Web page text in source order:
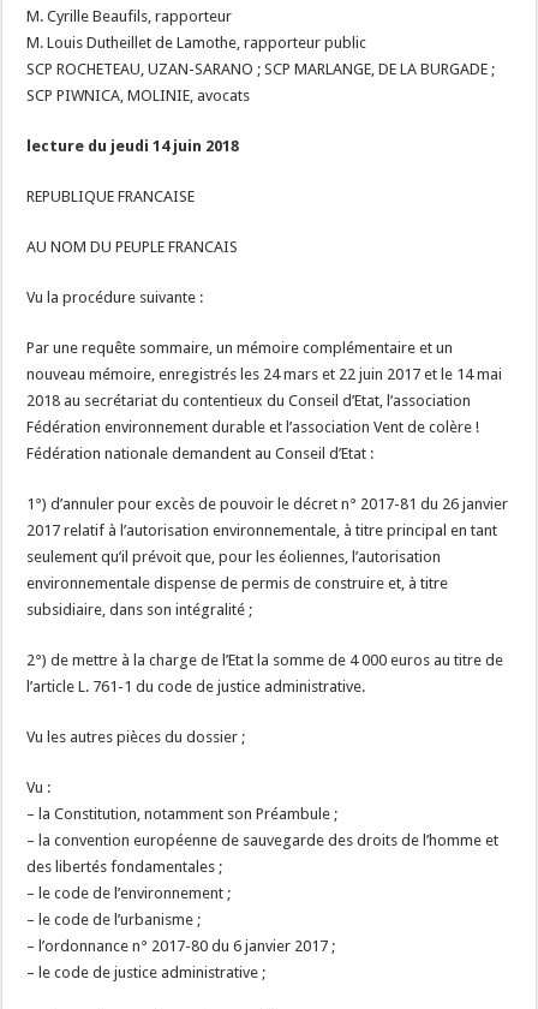
M. Cyrille Beaufils, rapporteur
M. Louis Dutheillet de Lamothe, rapporteur public
SCP ROCHETEAU, UZAN-SARANO ; SCP MARLANGE, DE LA BURGADE ;
SCP PIWNICA, MOLINIE, avocats
lecture du jeudi 14 juin 2018
REPUBLIQUE FRANCAISE
AU NOM DU PEUPLE FRANCAIS
Vu la procédure suivante :
Par une requête sommaire, un mémoire complémentaire et un
nouveau mémoire, enregistrés les 24 mars et 22 juin 2017 et le 14 mai
2018 au secrétariat du contentieux du Conseil d’Etat, l’association
Fédération environnement durable et l’association Vent de colère !
Fédération nationale demandent au Conseil d’Etat :
1°) d’annuler pour excès de pouvoir le décret n° 2017-81 du 26 janvier
2017 relatif à l’autorisation environnementale, à titre principal en tant
seulement qu’il prévoit que, pour les éoliennes, l’autorisation
environnementale dispense de permis de construire et, à titre
subsidiaire, dans son intégralité ;
2°) de mettre à la charge de l’Etat la somme de 4 000 euros au titre de
l’article L. 761-1 du code de justice administrative.
Vu les autres pièces du dossier ;
Vu :
– la Constitution, notamment son Préambule ;
– la convention européenne de sauvegarde des droits de l’homme et
des libertés fondamentales ;
– le code de l’environnement ;
– le code de l’urbanisme ;
– l’ordonnance n° 2017-80 du 6 janvier 2017 ;
– le code de justice administrative ;